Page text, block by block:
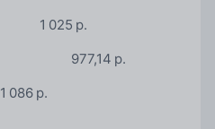
1 025 р.
977,14 р.
1 086 р.